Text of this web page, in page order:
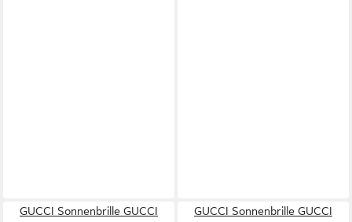
GUCCI Sonnenbrille GUCCI
GUCCI Sonnenbrille GUCCI